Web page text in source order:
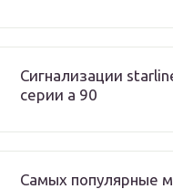
Сигнализации
серии а 90
Самых популярные